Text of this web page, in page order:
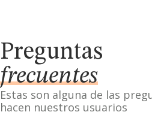
Preguntas
frecuentes
Estas son alguna de las
hacen nuestros usuarios